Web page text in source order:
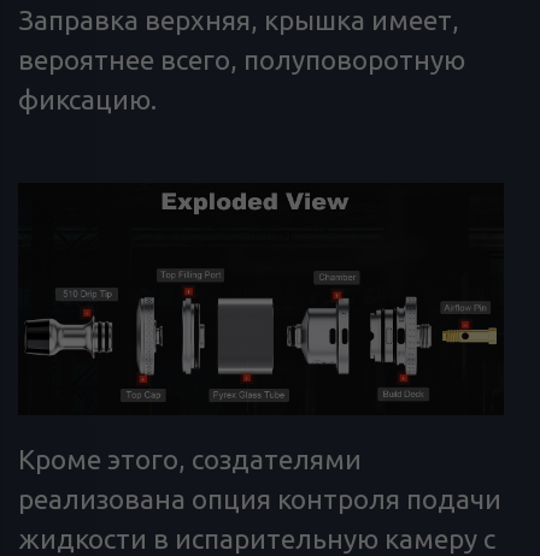
Заправка верхняя, крышка имеет,
вероятнее всего, полуповоротную
фиксацию.
Кроме этого, создателями
реализована опция контроля подачи
жидкости в испарительную камеру с